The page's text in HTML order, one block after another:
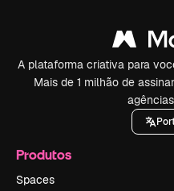
A plataforma criativa para
Mais de 1 milhão de
Produtos
Spaces